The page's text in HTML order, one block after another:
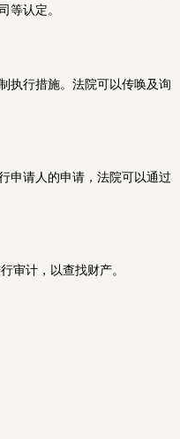
认定。
执行措施。法院可以传唤及询
申请人的申请，法院可以通过
审计，以查找财产。